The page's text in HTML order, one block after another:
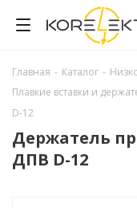
Главная - Каталог -
Плавкие вставки и
D-12
Держатель
ДПВ D-12